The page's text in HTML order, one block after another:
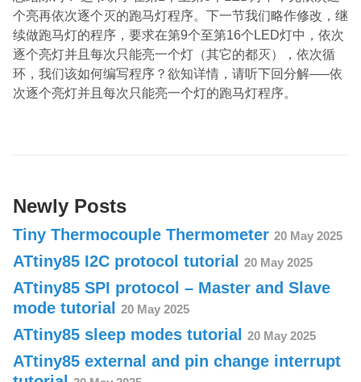
个亮再依次逐个灭的跑马灯程序。下一节我们略作修改，继
续做跑马灯的程序，要求在第9个至第16个LED灯中，依次
逐个亮灯并且每次只能亮一个灯（其它的都灭），依次循
环，我们该如何编写程序？欲知详情，请听下回分解—–依
次逐个亮灯并且每次只能亮一个灯的跑马灯程序。
Newly Posts
Tiny Thermocouple Thermometer 20 May 2025
ATtiny85 I2C protocol tutorial 20 May 2025
ATtiny85 SPI protocol – Master and Slave
mode tutorial
20 May 2025
ATtiny85 sleep modes tutorial 20 May 2025
ATtiny85 external and pin change interrupt